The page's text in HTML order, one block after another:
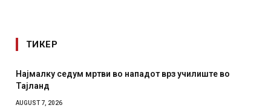
ТИКЕР
Најмалку седум мртви во нападот врз училиште во
Тајланд
AUGUST 7, 2026